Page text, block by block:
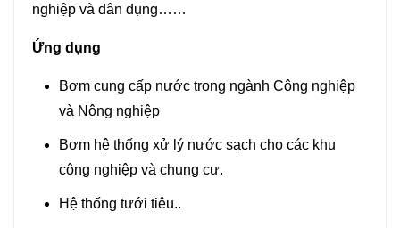
nghiệp và dân dụng……
Ứng dụng
Bơm cung cấp nước trong ngành Công nghiệp
và Nông nghiệp
Bơm hệ thống xử lý nước sạch cho các khu
công nghiệp và chung cư.
Hệ thống tưới tiêu..